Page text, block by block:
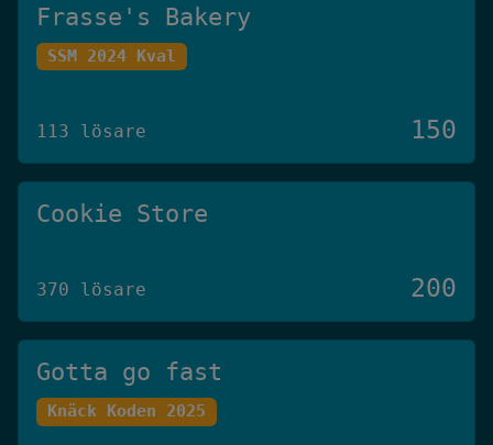
Frasse's Bakery
SSM 2024 Kval
113 lösare 150
Cookie Store
370 lösare 200
Gotta go fast
Knäck Koden 2025